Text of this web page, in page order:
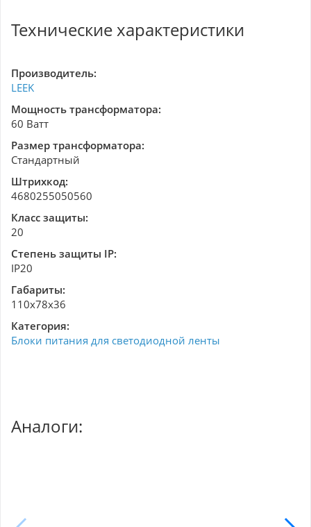
Технические характеристики
Производитель:
LEEK
Мощность трансформатора:
60 Ватт
Размер трансформатора:
Стандартный
Штрихкод:
4680255050560
Класс защиты:
20
Степень защиты IP:
IP20
Габариты:
110х78х36
Категория:
Блоки питания для светодиодной ленты
Аналоги: